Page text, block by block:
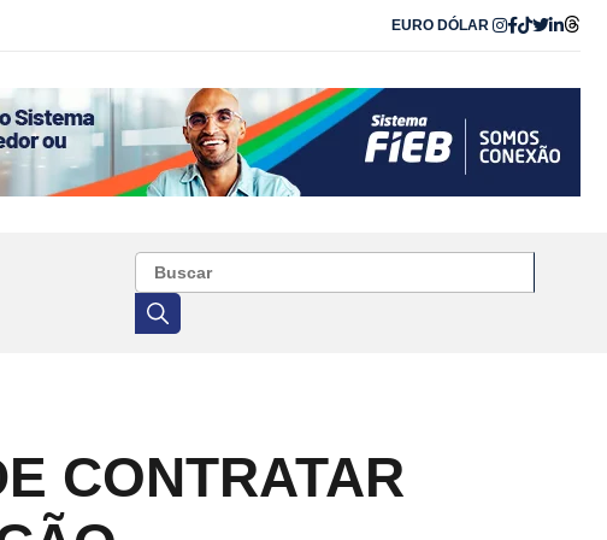
EURO DÓLAR
CONTRATAR